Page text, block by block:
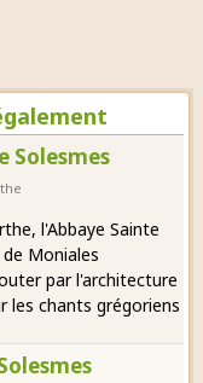
Solesmes
l'Abbaye Sainte
Moniales
par l'architecture
les chants grégoriens